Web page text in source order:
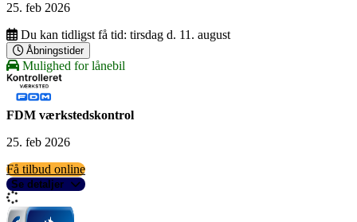
25. feb 2026
Du kan tidligst få tid: tirsdag d. 11. august
Åbningstider
Mulighed for lånebil
FDM værkstedskontrol
25. feb 2026
Få tilbud online
Se detaljer